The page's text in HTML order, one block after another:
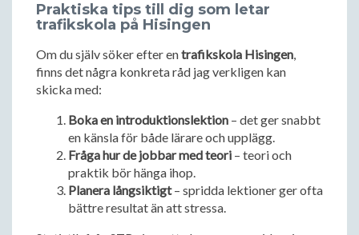
Praktiska tips till dig som letar
trafikskola på Hisingen
Om du själv söker efter entrafikskola Hisingen,
finns det några konkreta råd jag verkligen kan
skicka med:
Boka en introduktionslektion – det ger snabbt
en känsla för både lärare och upplägg.
Fråga hur de jobbar med teori – teori och
praktik bör hänga ihop.
Planera långsiktigt– spridda lektioner ger ofta
bättre resultat än att stressa.